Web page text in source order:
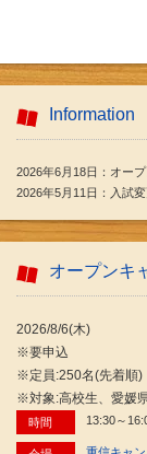
Information
2026年6月18日：オー
2026年5月11日：入試
オープンキ
2026/8/6(木)
※要申込
※定員:250名(先着順)
※対象:高校生、愛媛
時間 13:30～